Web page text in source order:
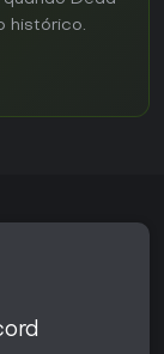
histórico.